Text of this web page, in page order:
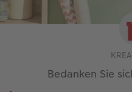
Bedanken Sie